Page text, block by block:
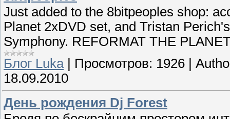
Just added to the 8bitpeoples shop:
Planet 2xDVD set, and Tristan
Symphony. REFORMAT THE
Блог Luka| Просмотров: 1926
18.09.2010
День рождения Dj Forest